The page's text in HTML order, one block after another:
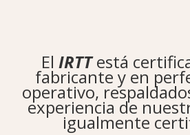
El IRTTestá
fabricante y en
operativo,
experiencia de
igualmente